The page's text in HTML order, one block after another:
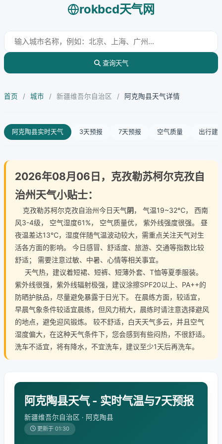
rokbcd天气网
查询天气
首页 / 城市 / 新疆维吾尔自治区 / 阿克陶县天气详情
阿克陶县实时天气 3天预报 7天预报 空气质量 出行建
2026年08月06日，克孜勒苏柯尔克孜自
治州天气小贴士：
克孜勒苏柯尔克孜自治州今日天气阴， 气温19~32℃， 西南
风3-4级， 空气湿度61%， 空气质量优， 紫外线强度很强。 昼
夜温差达13℃，湿度伴随气温波动较大，需重点关注天气对生
活各方面的影响。 今日感冒、舒适度、旅游、交通等指数比较
舒适； 需要注意过敏、中暑、心情等相关事宜。
天气热，建议着短裙、短裤、短薄外套、T恤等夏季服装。
紫外线很强，紫外线辐射极强，建议涂擦SPF20以上、PA++的
防晒护肤品，尽量避免暴露于日光下。 在晨练方面，较适宜，
早晨气象条件较适宜晨练，但风力稍大，晨练时请注意选择避风
的地点，避免迎风锻炼。 较不舒适，白天天气多云，并且空气
湿度偏大，在这种天气条件下，您会感到有些闷热，不很舒适。
洗车不适宜，将有降水，不宜洗车，建议至少1天后再洗车。
阿克陶县天气 - 实时气温与7天预报
新疆维吾尔自治区 · 阿克陶县
更新于 01:30